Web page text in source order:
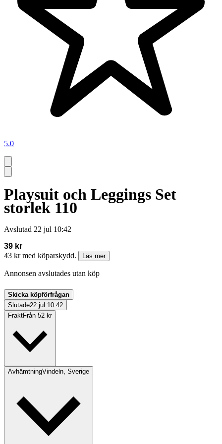
5.0
Playsuit och Leggings Set
storlek 110
Avslutad 22 jul 10:42
39 kr
43 kr med köparskydd.
Läs mer
Annonsen avslutades utan köp
Skicka köpförfrågan
Slutade22 jul 10:42
FraktFrån 52 kr
AvhämtningVindeln, Sverige